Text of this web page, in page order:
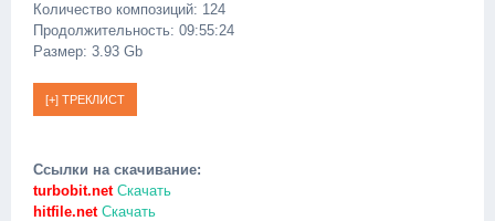
Количество композиций: 124
Продолжительность: 09:55:24
Размер: 3.93 Gb
Ссылки на скачивание:
turbobit.netСкачать
hitfile.netСкачать